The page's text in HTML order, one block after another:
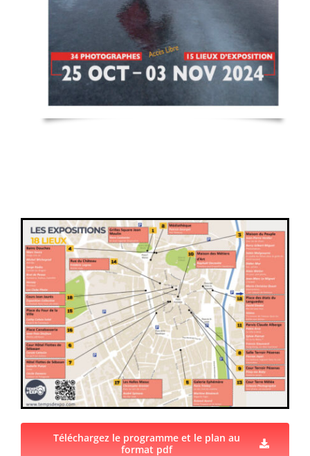
Téléchargez le programme et le plan au
format pdf